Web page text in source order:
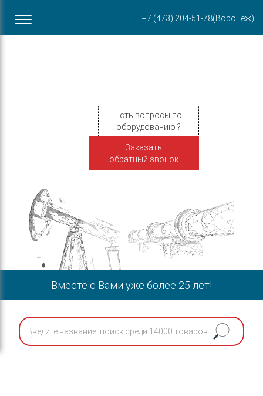
+7 (473) 204-51-78(Воронеж)
ул. Пирогова, 87Б
Есть вопросы по
оборудованию ?
Заказать
обратный звонок
Вместе с Вами уже более 25 лет!